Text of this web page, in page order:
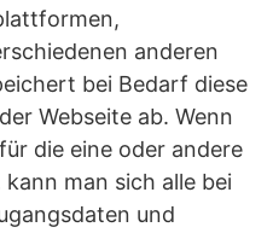
anderen
bei Bedarf diese
Webseite ab. Wenn
die eine oder andere
man sich alle bei
und